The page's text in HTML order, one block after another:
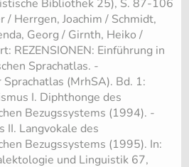
Bibliothek 25), S. 87-106
/ Herrgen, Joachim / Schmidt,
Georg / Girnth, Heiko /
REZENSIONEN: Einführung in
Sprachatlas. -
(MrhSA). Bd. 1:
I. Diphthonge des
Bezugssystems (1994). -
II. Langvokale des
Bezugssystems (1995). In:
und Linguistik 67,